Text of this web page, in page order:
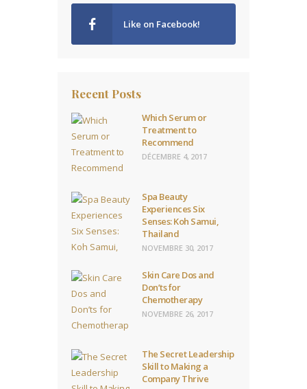
Like on Facebook!
Recent Posts
Which Serum or
Treatment to
Recommend
DÉCEMBRE 4, 2017
Spa Beauty
Experiences Six
Senses: Koh Samui,
Thailand
NOVEMBRE 30, 2017
Skin Care Dos and
Don’ts for
Chemotherapy
NOVEMBRE 26, 2017
The Secret Leadership
Skill to Making a
Company Thrive